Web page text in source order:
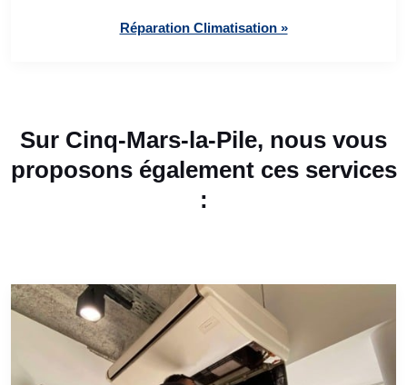
Réparation Climatisation »
Sur Cinq-Mars-la-Pile, nous vous
proposons également ces services
: